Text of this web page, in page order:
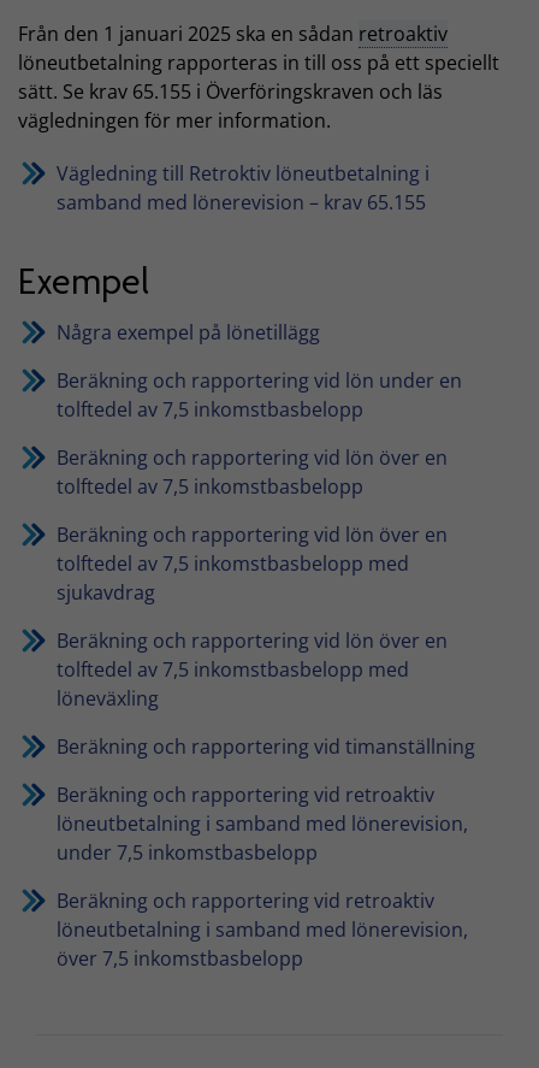
Från den 1 januari 2025 ska en sådan retroaktiv
löneutbetalning rapporteras in till oss på ett speciellt
sätt. Se krav 65.155 i Överföringskraven och läs
vägledningen för mer information.
Vägledning till Retroktiv löneutbetalning i
samband med lönerevision – krav 65.155
Exempel
Några exempel på lönetillägg
Beräkning och rapportering vid lön under en
tolftedel av 7,5 inkomstbasbelopp
Beräkning och rapportering vid lön över en
tolftedel av 7,5 inkomstbasbelopp
Beräkning och rapportering vid lön över en
tolftedel av 7,5 inkomstbasbelopp med
sjukavdrag
Beräkning och rapportering vid lön över en
tolftedel av 7,5 inkomstbasbelopp med
löneväxling
Beräkning och rapportering vid timanställning
Beräkning och rapportering vid retroaktiv
löneutbetalning i samband med lönerevision,
under 7,5 inkomstbasbelopp
Beräkning och rapportering vid retroaktiv
löneutbetalning i samband med lönerevision,
över 7,5 inkomstbasbelopp